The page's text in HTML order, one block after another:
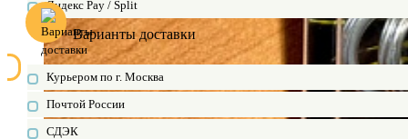
Яндекс Pay / Split
Варианты доставки
Курьером по г. Москва
Почтой России
СДЭК